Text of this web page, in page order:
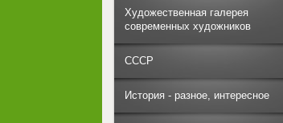
Художественная галерея
современных художников
СССР
История - разное, интересное